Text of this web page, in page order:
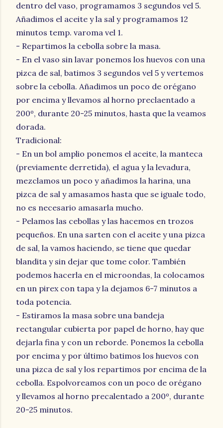
dentro del vaso, programamos 3 segundos vel 5.
Añadimos el aceite y la sal y programamos 12
minutos temp. varoma vel 1.
- Repartimos la cebolla sobre la masa.
- En el vaso sin lavar ponemos los huevos con una
pizca de sal, batimos 3 segundos vel 5 y vertemos
sobre la cebolla. Añadimos un poco de orégano
por encima y llevamos al horno preclaentado a
200º, durante 20-25 minutos, hasta que la veamos
dorada.
Tradicional:
- En un bol amplio ponemos el aceite, la manteca
(previamente derretida), el agua y la levadura,
mezclamos un poco y añadimos la harina, una
pizca de sal y amasamos hasta que se iguale todo,
no es necesario amasarla mucho.
- Pelamos las cebollas y las hacemos en trozos
pequeños. En una sarten con el aceite y una pizca
de sal, la vamos haciendo, se tiene que quedar
blandita y sin dejar que tome color. También
podemos hacerla en el microondas, la colocamos
en un pirex con tapa y la dejamos 6-7 minutos a
toda potencia.
- Estiramos la masa sobre una bandeja
rectangular cubierta por papel de horno, hay que
dejarla fina y con un reborde. Ponemos la cebolla
por encima y por último batimos los huevos con
una pizca de sal y los repartimos por encima de la
cebolla. Espolvoreamos con un poco de orégano
y llevamos al horno precalentado a 200º, durante
20-25 minutos.